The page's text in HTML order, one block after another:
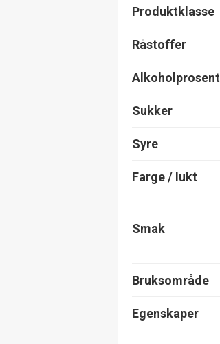
Produktklasse
Råstoffer
Alkoholprosent
Sukker
Syre
Farge / lukt
Smak
Bruksområde
Egenskaper